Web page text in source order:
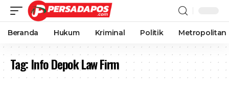
Beranda Hukum Kriminal Politik Metropolitan
Tag:Info Depok Law Firm